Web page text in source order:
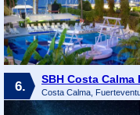
6. SBH Costa Calma
Costa Calma,